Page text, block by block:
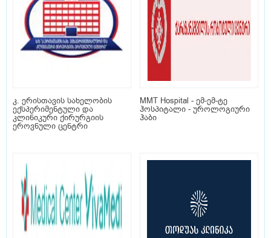
კ. ერისთავის სახელობის
ექსპერიმენტული და
კლინიკური ქირურგიის
ეროვნული ცენტრი
MMT Hospital - ემ-ემ-ტე
ჰოსპიტალი - უროლოგიური
ჰაბი